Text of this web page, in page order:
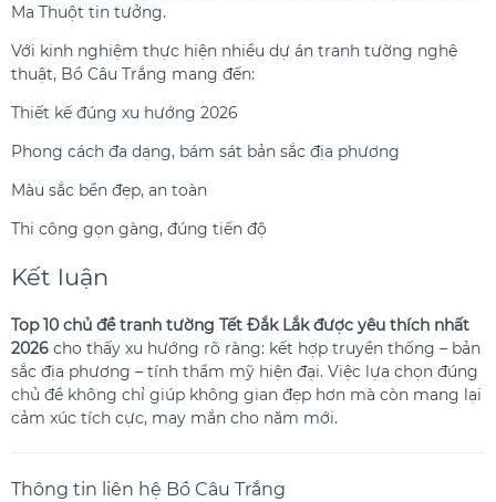
Ma Thuột tin tưởng.
Với kinh nghiệm thực hiện nhiều dự án tranh tường nghệ
thuật, Bồ Câu Trắng mang đến:
Thiết kế đúng xu hướng 2026
Phong cách đa dạng, bám sát bản sắc địa phương
Màu sắc bền đẹp, an toàn
Thi công gọn gàng, đúng tiến độ
Kết luận
Top 10 chủ đề tranh tường Tết Đắk Lắk được yêu thích nhất
2026 cho thấy xu hướng rõ ràng: kết hợp truyền thống – bản
sắc địa phương – tính thẩm mỹ hiện đại. Việc lựa chọn đúng
chủ đề không chỉ giúp không gian đẹp hơn mà còn mang lại
cảm xúc tích cực, may mắn cho năm mới.
Thông tin liên hệ Bồ Câu Trắng